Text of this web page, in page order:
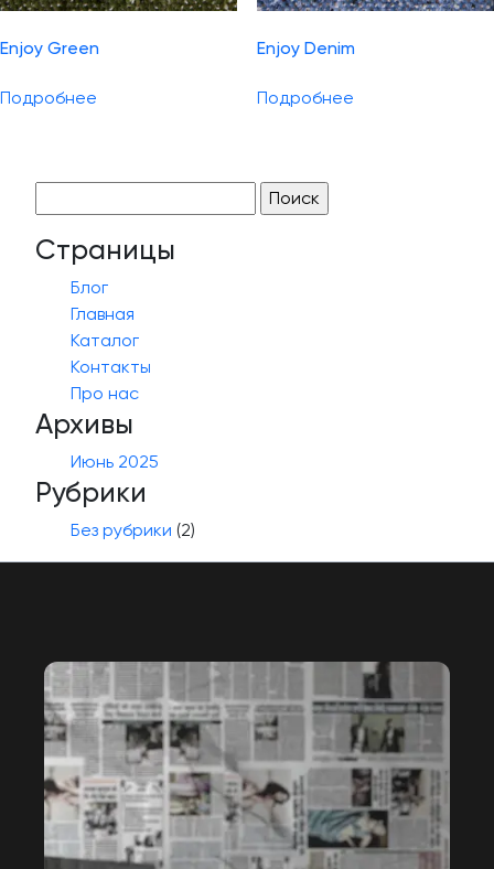
Enjoy Green
Подробнее
Enjoy Denim
Подробнее
Страницы
Блог
Главная
Каталог
Контакты
Про нас
Архивы
Июнь 2025
Рубрики
Без рубрики (2)